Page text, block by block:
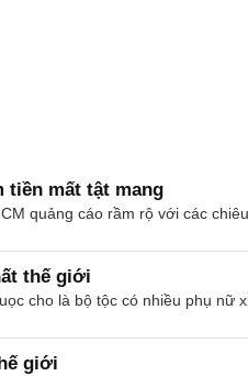
tiền mất tật mang
quảng cáo rầm rộ với các
thế giới
cho là bộ tộc có nhiều phụ nữ
giới